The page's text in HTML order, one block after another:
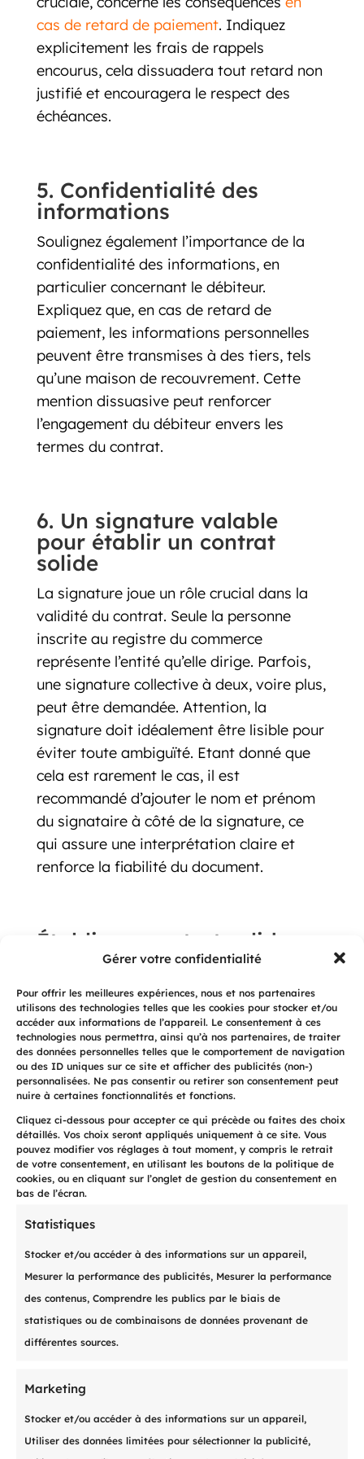
Gérer votre confidentialité
Pour offrir les meilleures expériences, nous et nos partenaires
utilisons des technologies telles que les cookies pour stocker et/ou
accéder aux informations de l’appareil. Le consentement à ces
technologies nous permettra, ainsi qu’à nos partenaires, de traiter
des données personnelles telles que le comportement de navigation
ou des ID uniques sur ce site et afficher des publicités (non-)
personnalisées. Ne pas consentir ou retirer son consentement peut
nuire à certaines fonctionnalités et fonctions.
Cliquez ci-dessous pour accepter ce qui précède ou faites des choix
détaillés. Vos choix seront appliqués uniquement à ce site. Vous
pouvez modifier vos réglages à tout moment, y compris le retrait
de votre consentement, en utilisant les boutons de la politique de
cookies, ou en cliquant sur l’onglet de gestion du consentement en
bas de l’écran.
Statistiques
Stocker et/ou accéder à des informations sur un appareil,
Mesurer la performance des publicités, Mesurer la performance
des contenus, Comprendre les publics par le biais de
statistiques ou de combinaisons de données provenant de
différentes sources.
Marketing
Stocker et/ou accéder à des informations sur un appareil,
Utiliser des données limitées pour sélectionner la publicité,
cas de retard de paiement. Indiquez
explicitement les frais de rappels
encourus, cela dissuadera tout retard non
justifié et encouragera le respect des
échéances.
5. Confidentialité des
informations
Soulignez également l’importance de la
confidentialité des informations, en
particulier concernant le débiteur.
Expliquez que, en cas de retard de
paiement, les informations personnelles
peuvent être transmises à des tiers, tels
qu’une maison de recouvrement. Cette
mention dissuasive peut renforcer
l’engagement du débiteur envers les
termes du contrat.
6. Un signature valable
pour établir un contrat
solide
La signature joue un rôle crucial dans la
validité du contrat. Seule la personne
inscrite au registre du commerce
représente l’entité qu’elle dirige. Parfois,
une signature collective à deux, voire plus,
peut être demandée. Attention, la
signature doit idéalement être lisible pour
éviter toute ambiguïté. Etant donné que
cela est rarement le cas, il est
recommandé d’ajouter le nom et prénom
du signataire à côté de la signature, ce
qui assure une interprétation claire et
renforce la fiabilité du document.
Établir un contrat solide, en
Établir un contrat fiable va au-delà de la
simple formalité administrative. C’est un
investissement dans la relation
professionnelle, offrant à toutes les
parties la tranquillité d’esprit nécessaire
suivant ces conseils, vous pouvez créer un
document robuste qui établit un cadre
solide pour des relations commerciales
prospères.
Et Jérémy dans tout ça ?
Lors d’un appel téléphonique avec le
débiteur dans le but de régler cette
histoire de façon amiable, ce dernier
quelque peu embarrassé a indiqué qu’il
faisait face à une difficulté économique
faite de haut et de bas, nous avons alors
proposé la mise en place d’un plan de